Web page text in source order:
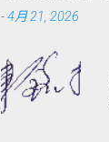
-4月 21, 2026